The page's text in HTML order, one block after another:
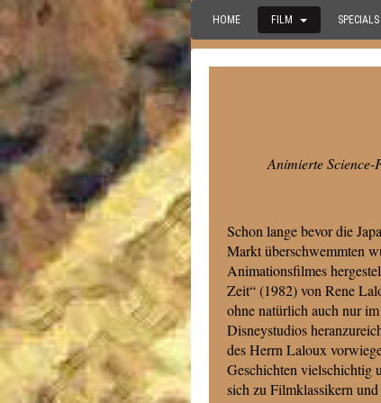
HOME FILM SPECIALS
Animierte
Schon lange bevor die
Markt überschwemmten
Animationsfilmes
Zeit“ (1982) von Rene
ohne natürlich auch nur
Disneystudios
des Herrn Laloux
Geschichten vielschichtig
sich zu Filmklassikern